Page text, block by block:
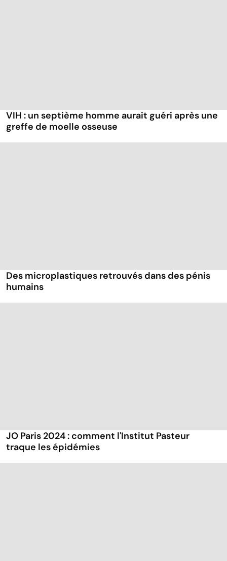
VIH : un septième homme aurait guéri après une
greffe de moelle osseuse
Des microplastiques retrouvés dans des pénis
humains
JO Paris 2024 : comment l'Institut Pasteur
traque les épidémies